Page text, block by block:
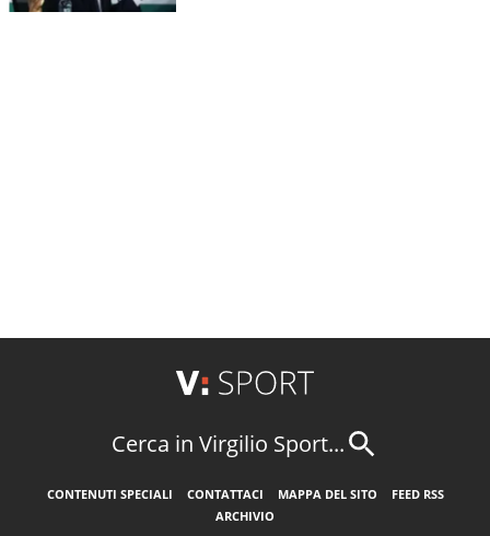
Cerca in Virgilio Sport...
CONTENUTI SPECIALI CONTATTACI MAPPA DEL SITO
FEED RSS
ARCHIVIO